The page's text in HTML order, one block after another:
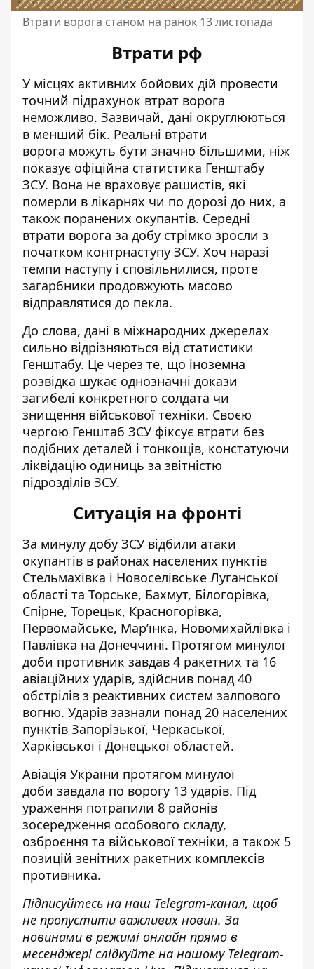
Втрати ворога станом на ранок 13 листопада
Втрати рф
У місцях активних бойових дій провести
точний підрахунок втрат ворога
неможливо. Зазвичай, дані округлюються
в менший бік. Реальні втрати
ворога можуть бути значно більшими, ніж
показує офіційна статистика Генштабу
ЗСУ. Вона не враховує рашистів, які
померли в лікарнях чи по дорозі до них, а
також поранених окупантів. Середні
втрати ворога за добу стрімко зросли з
початком контрнаступу ЗСУ. Хоч наразі
темпи наступу і сповільнилися, проте
загарбники продовжують масово
відправлятися до пекла.
До слова, дані в міжнародних джерелах
сильно відрізняються від статистики
Генштабу. Це через те, що іноземна
розвідка шукає однозначні докази
загибелі конкретного солдата чи
знищення військової техніки. Своєю
чергою Генштаб ЗСУ фіксує втрати без
подібних деталей і тонкощів, констатуючи
ліквідацію одиниць за звітністю
підрозділів ЗСУ.
Ситуація на фронті
За минулу добу ЗСУ відбили атаки
окупантів в районах населених пунктів
Стельмахівка і Новоселівське Луганської
області та Торське, Бахмут, Білогорівка,
Спірне, Торецьк, Красногорівка,
Первомайське, Мар’їнка, Новомихайлівка і
Павлівка на Донеччині. Протягом минулої
доби противник завдав 4 ракетних та 16
авіаційних ударів, здійснив понад 40
обстрілів з реактивних систем залпового
вогню. Ударів зазнали понад 20 населених
пунктів Запорізької, Черкаської,
Харківської і Донецької областей.
Авіація України протягом минулої
доби завдала по ворогу 13 ударів. Під
ураження потрапили 8 районів
зосередження особового складу,
озброєння та військової техніки, а також 5
позицій зенітних ракетних комплексів
противника.
Підписуйтесь на наш Telegram-канал, щоб
не пропустити важливих новин. За
новинами в режимі онлайн прямо в
месенджері слідкуйте на нашому Telegram-